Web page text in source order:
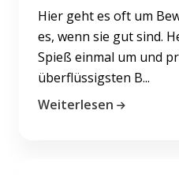
Hier geht es oft um
es, wenn sie gut sind.
Spieß einmal um und
überflüssigsten B...
Weiterlesen